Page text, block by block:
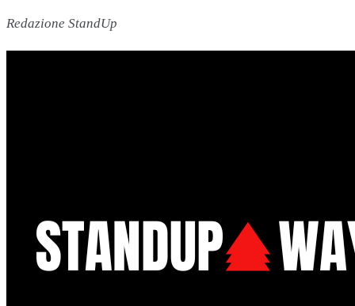
Redazione StandUp